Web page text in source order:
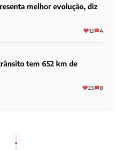
melhor evolução, diz
13 4
tem 652 km de
23 8